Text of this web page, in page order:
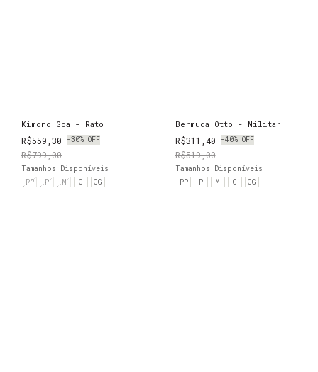
Kimono Goa - Rato
R$559,30 -30% OFF
R$799,00
Tamanhos Disponíveis
PP
P M G GG
Bermuda Otto - Militar
R$311,40 -40% OFF
R$519,00
Tamanhos Disponíveis
PP
P M G GG